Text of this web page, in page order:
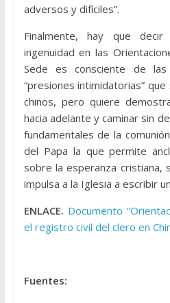
adversos y difíciles”.
Finalmente, hay que
ingenuidad en las
Sede es consciente de
“presiones intimidatorias”
chinos, pero quiere
hacia adelante y caminar sin
fundamentales de la
del Papa la que permite
sobre la esperanza cristiana,
impulsa a la Iglesia a escribir
ENLACE. Documento
el registro civil del clero en
Fuentes: